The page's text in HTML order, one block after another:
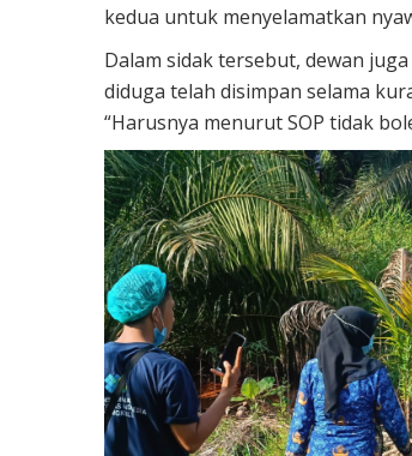
kedua untuk menyelamatkan
Dalam sidak tersebut, dewan
diduga telah disimpan selama
“Harusnya menurut SOP tidak